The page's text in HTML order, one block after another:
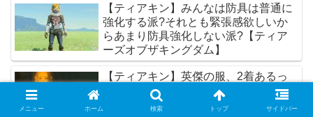
【ティアキン】みんなは防具は普通に
強化する派?それとも緊張感欲しいか
らあまり防具強化しない派?【ティア
ーズオブザキングダム】
【ティアキン】英傑の服、2着あるっ
てだけならオープニングの場面は旧式
で良かった説【ティアーズオブザキン
メニュー ホーム 検索 トップ サイドバー